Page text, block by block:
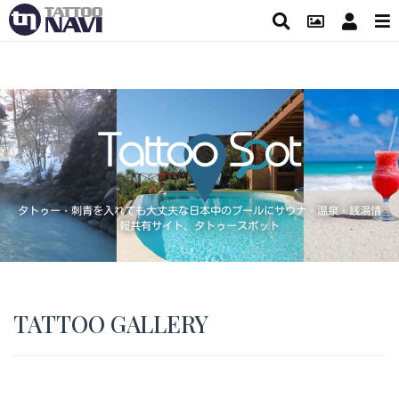
タトゥー・刺青を入れても大丈夫な日本中のプールにサウナ・温泉・銭湯情
報共有サイト、タトゥースポット
TATTOO GALLERY